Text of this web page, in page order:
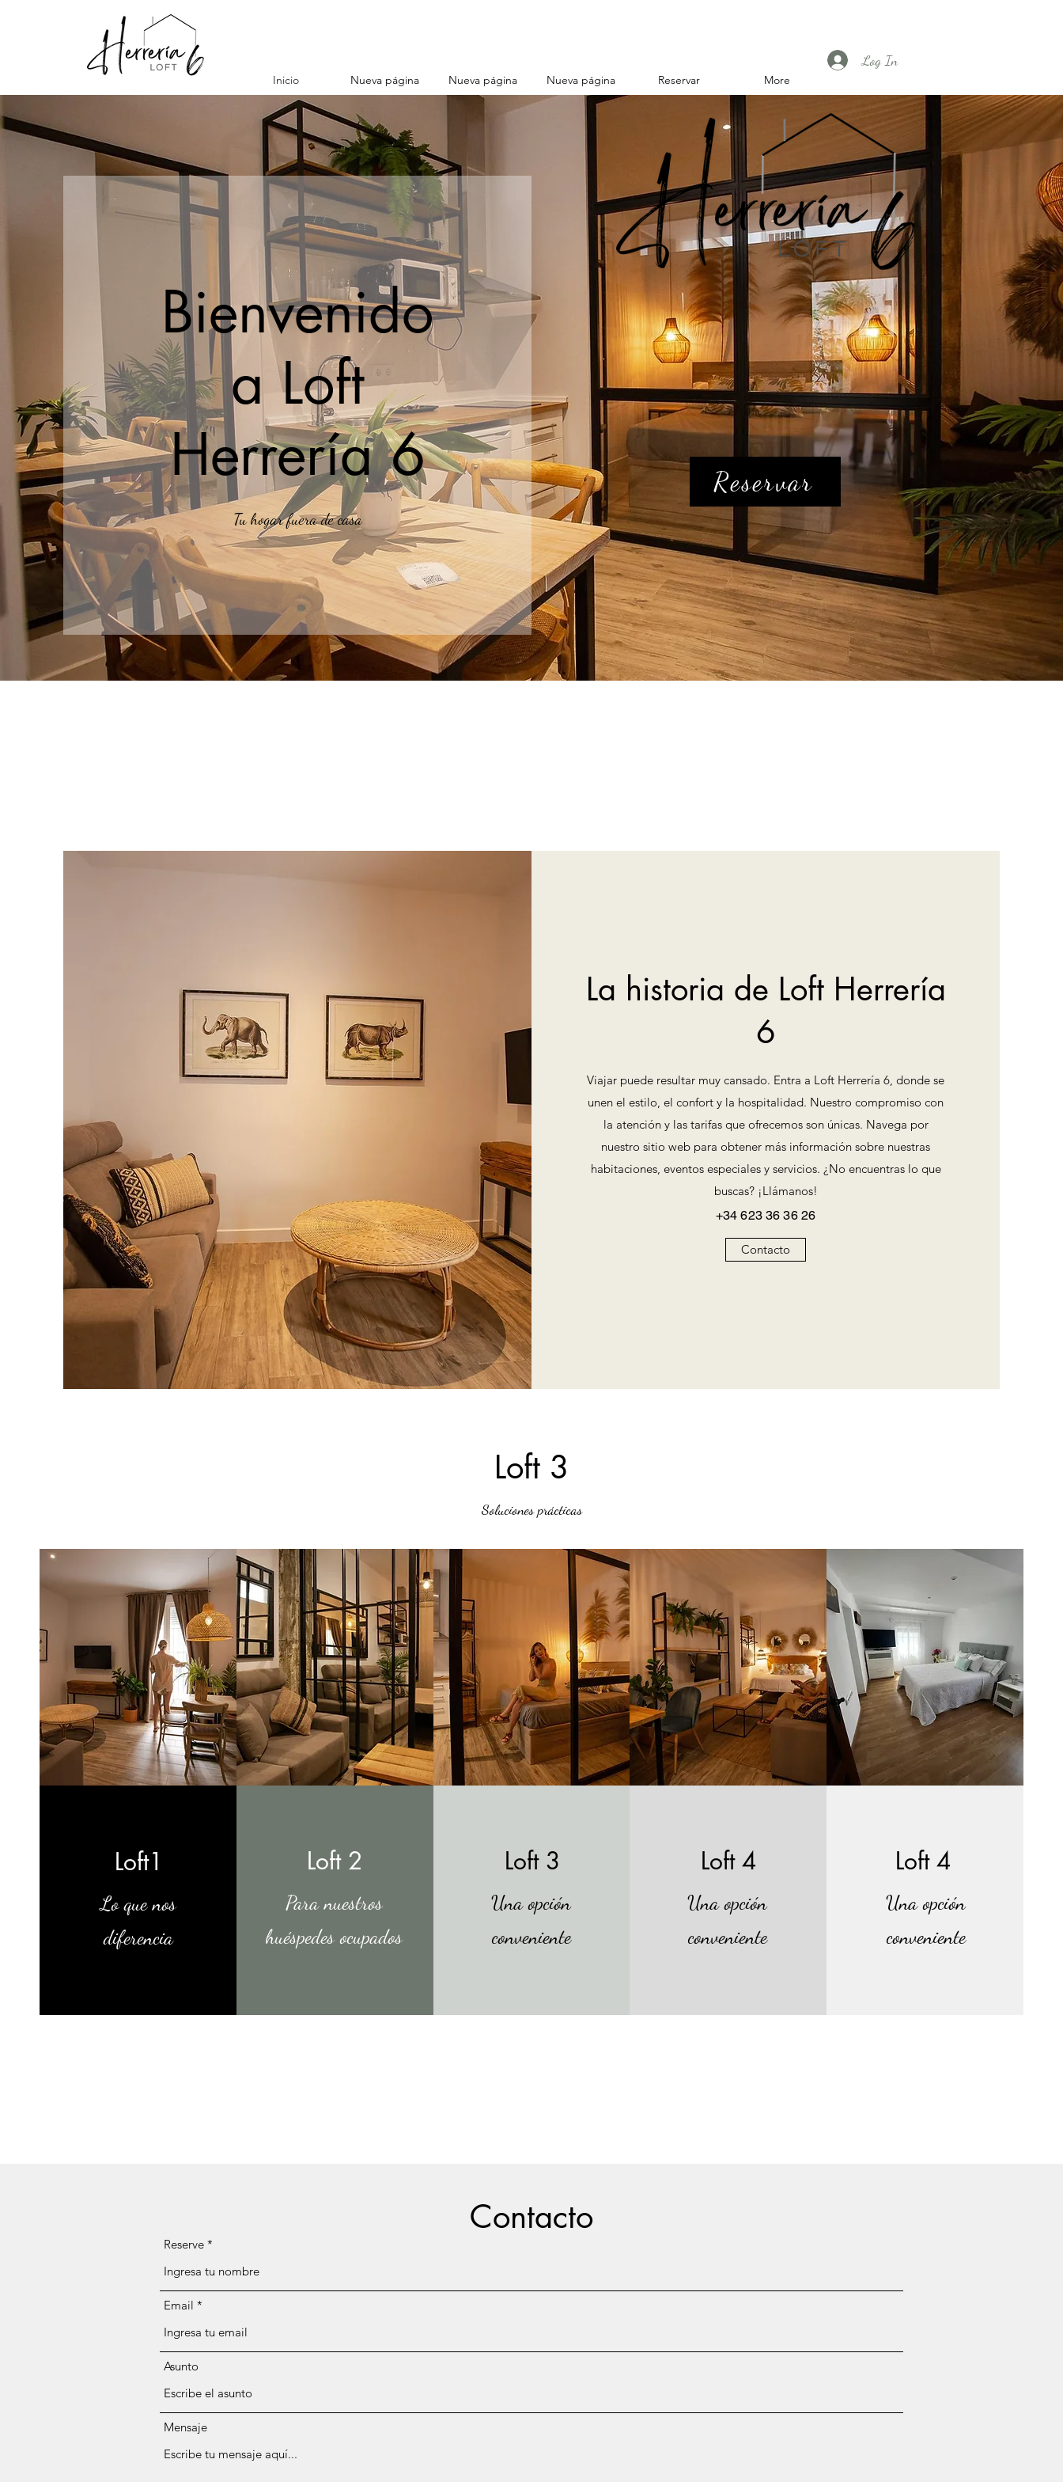
Inicio Nueva página Nueva página Nueva página Reservar More
Log In
Bienvenido
a Loft
Herrería 6
Tu hogar fuera de casa
Reservar
La historia de Loft Herrería
6
Viajar puede resultar muy cansado. Entra a Loft Herrería 6, donde se
unen el estilo, el confort y la hospitalidad. Nuestro compromiso con
la atención y las tarifas que ofrecemos son únicas. Navega por
nuestro sitio web para obtener más información sobre nuestras
habitaciones, eventos especiales y servicios. ¿No encuentras lo que
buscas? ¡Llámanos!
+34 623 36 36 26
Contacto
Loft 3
Soluciones prácticas
Loft1
Lo que nos
diferencia
Loft 2
Para nuestros
huéspedes ocupados
Loft 3
Una opción
conveniente
Loft 4
Una opción
conveniente
Loft 4
Una opción
conveniente
Contacto
Reserve
Email
Asunto
Mensaje